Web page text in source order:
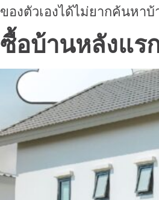
ของตัวเองได้ไม่ยากค้นหา
ซื้อบ้านหลังแร